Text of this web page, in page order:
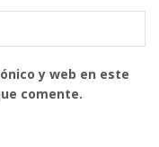
y web en este
comente.